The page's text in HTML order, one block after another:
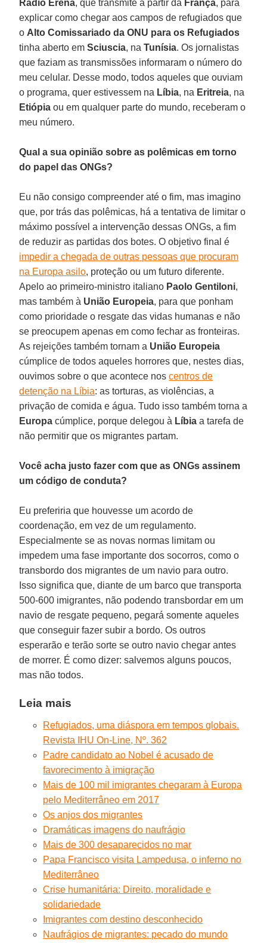
Rádio Erena, que transmite a partir da França, para
explicar como chegar aos campos de refugiados que
o Alto Comissariado da ONU para os Refugiados
tinha aberto emSciuscia, naTunísia. Os jornalistas
que faziam as transmissões informaram o número do
meu celular. Desse modo, todos aqueles que ouviam
o programa, quer estivessem na Líbia, na Eritreia, na
Etiópia ou em qualquer parte do mundo, receberam o
meu número.
Qual a sua opinião sobre as polêmicas em torno
do papel das ONGs?
Eu não consigo compreender até o fim, mas imagino
que, por trás das polêmicas, há a tentativa de limitar o
máximo possível a intervenção dessas ONGs, a fim
de reduzir as partidas dos botes. O objetivo final é
impedir a chegada de outras pessoas que procuram
na Europa asilo, proteção ou um futuro diferente.
Apelo ao primeiro-ministro italiano Paolo Gentiloni,
mas também à União Europeia, para que ponham
como prioridade o resgate das vidas humanas e não
se preocupem apenas em como fechar as fronteiras.
As rejeições também tornam a União Europeia
cúmplice de todos aqueles horrores que, nestes dias,
ouvimos sobre o que acontece noscentros de
detenção na Líbia: as torturas, as violências, a
privação de comida e água. Tudo isso também torna a
Europa cúmplice, porque delegou à Líbia a tarefa de
não permitir que os migrantes partam.
Você acha justo fazer com que as ONGs assinem
um código de conduta?
Eu preferiria que houvesse um acordo de
coordenação, em vez de um regulamento.
Especialmente se as novas normas limitam ou
impedem uma fase importante dos socorros, como o
transbordo dos migrantes de um navio para outro.
Isso significa que, diante de um barco que transporta
500-600 imigrantes, não podendo transbordar em um
navio de resgate pequeno, pegará somente aqueles
que conseguir fazer subir a bordo. Os outros
esperarão e terão sorte se outro navio chegar antes
de morrer. É como dizer: salvemos alguns poucos,
mas não todos.
Leia mais
Refugiados, uma diáspora em tempos globais.
Revista IHU On-Line, Nº. 362
Padre candidato ao Nobel é acusado de
favorecimento à imigração
Mais de 100 mil imigrantes chegaram à Europa
pelo Mediterrâneo em 2017
Os anjos dos migrantes
Dramáticas imagens do naufrágio
Mais de 300 desaparecidos no mar
Papa Francisco visita Lampedusa, o inferno no
Mediterrâneo
Crise humanitária: Direito, moralidade e
solidariedade
Imigrantes com destino desconhecido
Naufrágios de migrantes: pecado do mundo